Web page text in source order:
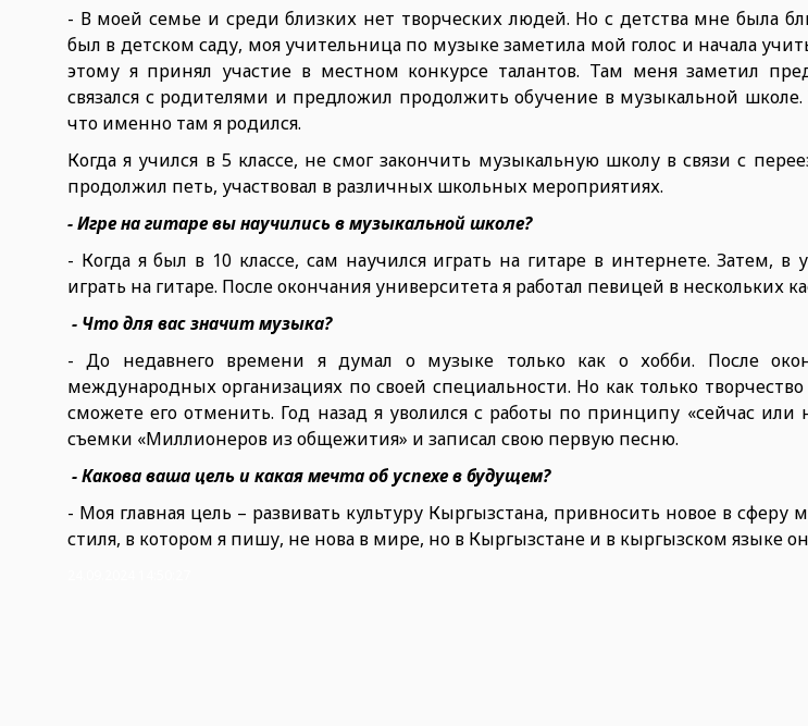
- В моей семье и среди близких нет творческих людей. Но с детства мне была
был в детском саду, моя учительница по музыке заметила мой голос и начала
этому я принял участие в местном конкурсе талантов. Там меня заметил
связался с родителями и предложил продолжить обучение в музыкальной
что именно там я родился.
Когда я учился в 5 классе, не смог закончить музыкальную школу в связи с
продолжил петь, участвовал в различных школьных мероприятиях.
- Игре на гитаре вы научились в музыкальной школе?
- Когда я был в 10 классе, сам научился играть на гитаре в интернете. Затем,
играть на гитаре. После окончания университета я работал певицей в нескольких
- Что для вас значит музыка?
- До недавнего времени я думал о музыке только как о хобби. После
международных организациях по своей специальности. Но как только
сможете его отменить. Год назад я уволился с работы по принципу «сейчас или
съемки «Миллионеров из общежития» и записал свою первую песню.
- Какова ваша цель и какая мечта об успехе в будущем?
- Моя главная цель – развивать культуру Кыргызстана, привносить новое в сферу
стиля, в котором я пишу, не нова в мире, но в Кыргызстане и в кыргызском языке